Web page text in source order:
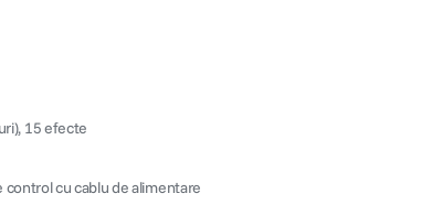
15 efecte
cu cablu de alimentare